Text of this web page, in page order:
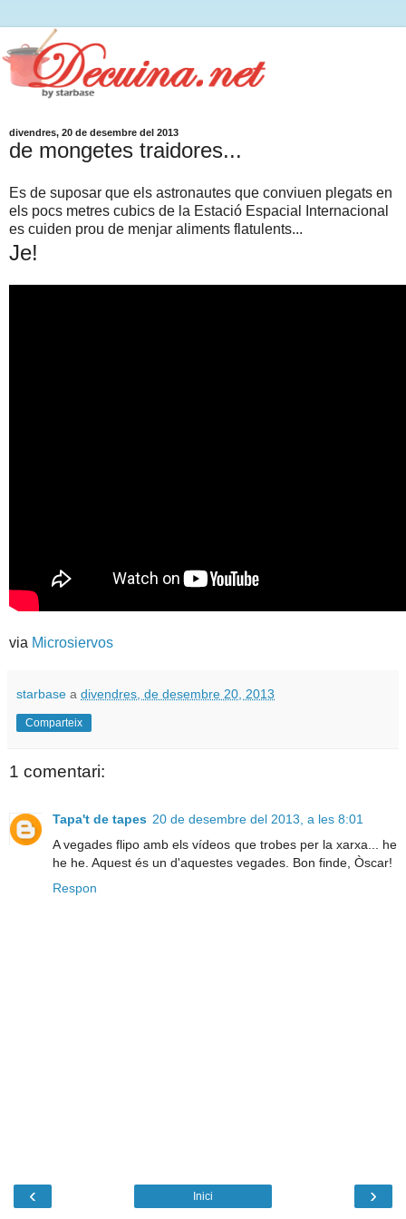
divendres, 20 de desembre del 2013
de mongetes traidores...
Es de suposar que els astronautes que conviuen plegats en
els pocs metres cubics de la Estació Espacial Internacional
es cuiden prou de menjar aliments flatulents...
Je!
via Microsiervos
starbase a divendres, de desembre 20, 2013
Comparteix
1 comentari:
Tapa't de tapes 20 de desembre del 2013, a les 8:01
A vegades flipo amb els vídeos que trobes per la xarxa... he
he he. Aquest és un d'aquestes vegades. Bon finde, Òscar!
Respon
‹ ›
Inici